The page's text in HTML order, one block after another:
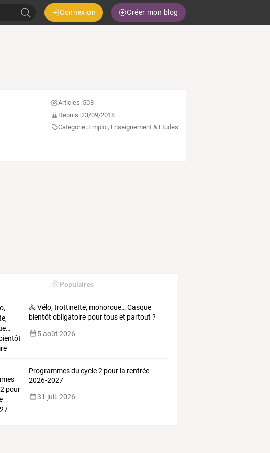
Connexion Créer mon blog
Articles :508
Depuis :23/09/2018
Categorie :Emploi, Enseignement & Etudes
Populaires
🚴 Vélo, trottinette, monoroue… Casque
bientôt obligatoire pour tous et partout ?
5 août 2026
Programmes du cycle 2 pour la rentrée
2026-2027
31 juil. 2026